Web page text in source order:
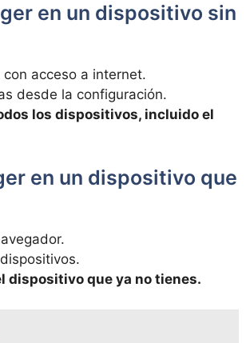
en un dispositivo sin
acceso a internet.
desde la configuración.
los dispositivos, incluido el
en un dispositivo que
dispositivo que ya no tienes.